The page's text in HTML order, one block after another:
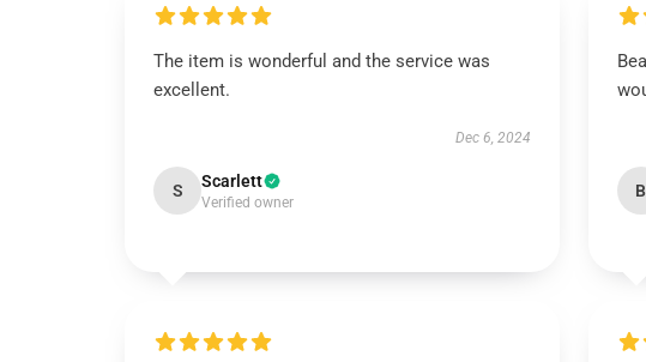
The item is wonderful and the service was
excellent.
Dec 6, 2024
S Scarlett
Verified owner
B